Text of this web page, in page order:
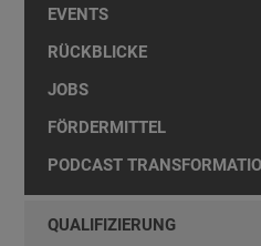
EVENTS
RÜCKBLICKE
JOBS
FÖRDERMITTEL
PODCAST
QUALIFIZIERUNG